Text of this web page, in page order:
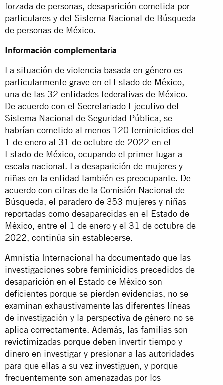
forzada de personas, desaparición cometida por
particulares y del Sistema Nacional de Búsqueda
de personas de México.
Información complementaria
La situación de violencia basada en género es
particularmente grave en el Estado de México,
una de las 32 entidades federativas de México.
De acuerdo con el Secretariado Ejecutivo del
Sistema Nacional de Seguridad Pública, se
habrían cometido al menos 120 feminicidios del
1 de enero al 31 de octubre de 2022 en el
Estado de México, ocupando el primer lugar a
escala nacional. La desaparición de mujeres y
niñas en la entidad también es preocupante. De
acuerdo con cifras de la Comisión Nacional de
Búsqueda, el paradero de 353 mujeres y niñas
reportadas como desaparecidas en el Estado de
México, entre el 1 de enero y el 31 de octubre de
2022, continúa sin establecerse.
Amnistía Internacional ha documentado que las
investigaciones sobre feminicidios precedidos de
desaparición en el Estado de México son
deficientes porque se pierden evidencias, no se
examinan exhaustivamente las diferentes líneas
de investigación y la perspectiva de género no se
aplica correctamente. Además, las familias son
revictimizadas porque deben invertir tiempo y
dinero en investigar y presionar a las autoridades
para que ellas a su vez investiguen, y porque
frecuentemente son amenazadas por los